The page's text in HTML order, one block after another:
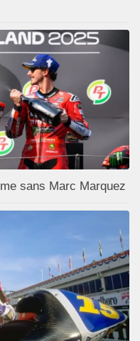
sans Marc Marquez